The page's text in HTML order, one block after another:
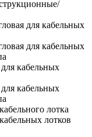
для кабельных
для кабельных
кабельных
кабельных
лотка
лотков